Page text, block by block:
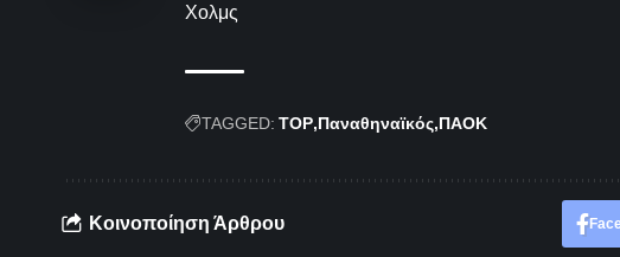
Χολμς
TAGGED: TOP Παναθηναϊκός ΠΑΟΚ
Κοινοποίηση Άρθρου